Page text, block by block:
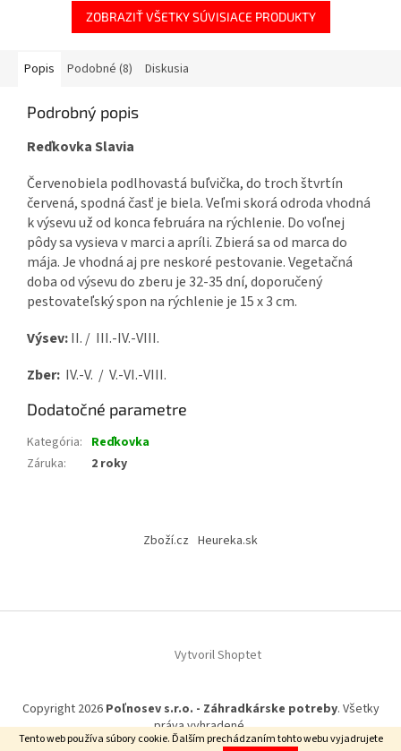
Tento web používa súbory cookie. Ďalším prechádzaním tohto webu vyjadrujete
ZOBRAZIŤ VŠETKY SÚVISIACE PRODUKTY
Popis Podobné (8) Diskusia
Podrobný popis
Reďkovka Slavia
Červenobiela podlhovastá buľvička,do troch štvrtín
červená,spodná časťje biela.Veľmiskorá odrodavhodná
kvýsevuužod koncafebruára na rýchlenie. Do voľnej
pôdysavysievavmarciaapríli. Zbierásaod marcado
mája.Jevhodná aj pre neskoré pestovanie.Vegetačná
dobaodvýsevudo zberu je32-35dní,doporučený
pestovateľskýspon na rýchlenie je 15x3cm.
Výsev:II. / III.-IV.-VIII.
Zber: IV.-V. / V.-VI.-VIII.
Dodatočné parametre
Kategória: Reďkovka
Záruka: 2 roky
i
Zboží.cz Heureka.sk
Vytvoril Shoptet
Copyright 2026 Poľnosev s.r.o. - Záhradkárske potreby. Všetky
práva vyhradené.